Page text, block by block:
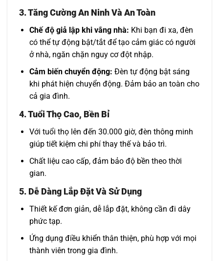
3. Tăng Cường An Ninh Và An Toàn
Chế độ giả lập khi vắng nhà: Khi bạn đi xa, đèn
có thể tự động bật/tắt để tạo cảm giác có người
ở nhà, ngăn chặn nguy cơ đột nhập.
Cảm biến chuyển động: Đèn tự động bật sáng
khi phát hiện chuyển động. Đảm bảo an toàn cho
cả gia đình.
4. Tuổi Thọ Cao, Bền Bỉ
Với tuổi thọ lên đến 30.000 giờ, đèn thông minh
giúp tiết kiệm chi phí thay thế và bảo trì.
Chất liệu cao cấp, đảm bảo độ bền theo thời
gian.
5. Dễ Dàng Lắp Đặt Và Sử Dụng
Thiết kế đơn giản, dễ lắp đặt, không cần đi dây
phức tạp.
Ứng dụng điều khiển thân thiện, phù hợp với mọi
thành viên trong gia đình.